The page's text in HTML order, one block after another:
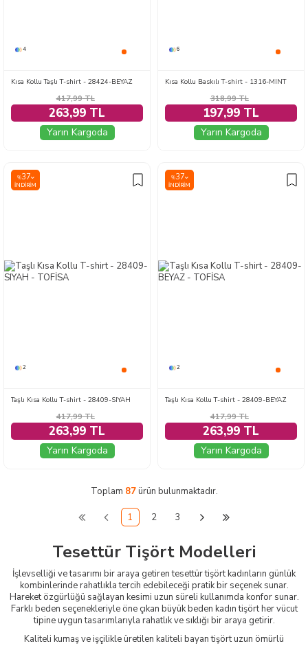
4
Kısa Kollu Taşlı T-shirt - 28424-BEYAZ
417,99TL
263,99 TL
Yarın Kargoda
6
Kısa Kollu Baskılı T-shirt - 1316-MINT
318,99TL
197,99 TL
Yarın Kargoda
%37
İNDIRIM
2
Taşlı Kısa Kollu T-shirt - 28409-SIYAH
417,99TL
263,99 TL
Yarın Kargoda
%37
İNDIRIM
2
Taşlı Kısa Kollu T-shirt - 28409-BEYAZ
417,99TL
263,99 TL
Yarın Kargoda
Toplam 87ürün bulunmaktadır.
1 2 3
Tesettür Tişört Modelleri
İşlevselliği ve tasarımı bir araya getiren tesettür tişört kadınların günlük
kombinlerinde rahatlıkla tercih edebileceği pratik bir seçenek sunar.
Hareket özgürlüğü sağlayan kesimi uzun süreli kullanımda konfor sunar.
Farklı beden seçenekleriyle öne çıkan büyük beden kadın tişört her vücut
tipine uygun tasarımlarıyla rahatlık ve sıklığı bir araya getirir.
Kaliteli kumaş ve işçilikle üretilen kaliteli bayan tişört uzun ömürlü